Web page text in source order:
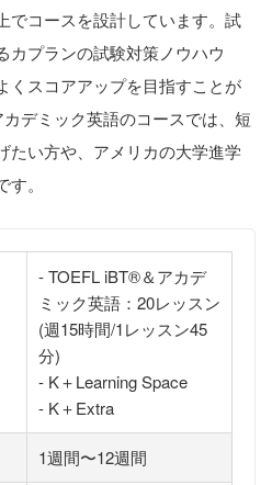
でコースを設計しています。試
カプランの試験対策ノウハウ
くスコアアップを目指すことが
デミック英語のコースでは、短
たい方や、アメリカの大学進学
。
- TOEFL iBT®︎＆アカデ
ミック英語：20レッスン
(週15時間/1レッスン45
分)
- K＋Learning Space
- K＋Extra
1週間〜12週間